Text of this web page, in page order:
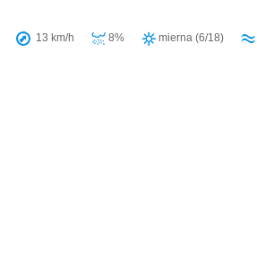
13 km/h 8% mierna (6/18)